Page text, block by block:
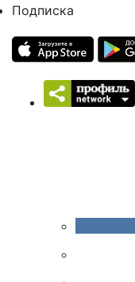
Подписка